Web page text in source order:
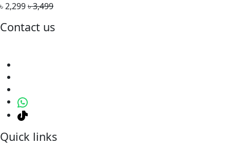
৳ 2,299৳ 3,499
Contact us
Quick links